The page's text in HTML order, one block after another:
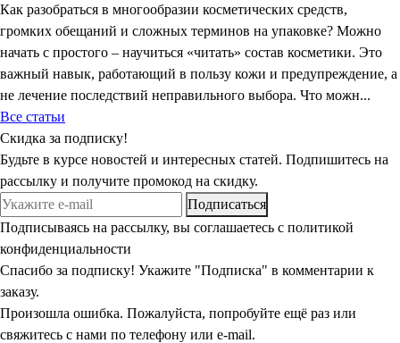
Как разобраться в многообразии косметических средств,
громких обещаний и сложных терминов на упаковке? Можно
начать с простого – научиться «читать» состав косметики. Это
важный навык, работающий в пользу кожи и предупреждение, а
не лечение последствий неправильного выбора. Что можн...
Все статьи
Скидка за подписку!
Будьте в курсе новостей и интересных статей. Подпишитесь на
рассылку и получите промокод на скидку.
Подписаться
Подписываясь на рассылку, вы соглашаетесь с политикой
конфиденциальности
Спасибо за подписку! Укажите "Подписка" в комментарии к
заказу.
Произошла ошибка. Пожалуйста, попробуйте ещё раз или
свяжитесь с нами по телефону или e-mail.